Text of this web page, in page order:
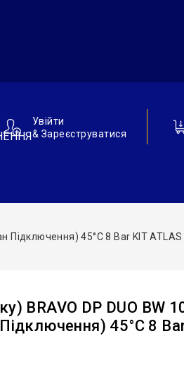
Увійти
& Зареєструватися
Підключення) 45°C 8 Bar KIT ATLAS
BRAVO DP DUO BW
45°C 8